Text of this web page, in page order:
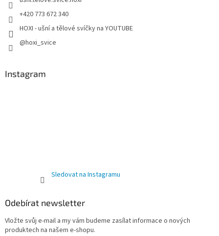
+420 773 672 340
HOXI - ušní a tělové svíčky na YOUTUBE
@hoxi_svice
Instagram
Sledovat na Instagramu
Odebírat newsletter
Vložte svůj e-mail a my vám budeme zasílat informace o nových
produktech na našem e-shopu.